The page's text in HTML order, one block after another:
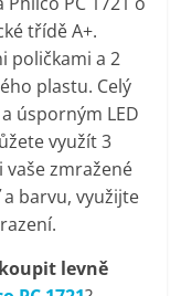
třídě A+.
poličkami a 2
plastu. Celý
úsporným LED
využít 3
vaše zmražené
barvu, využijte
levně